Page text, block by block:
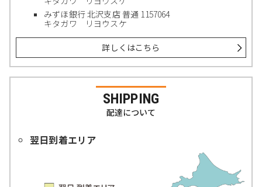
みずほ銀行 北沢支店 普通 1157064
キタガワ リヨウスケ
詳しくはこちら
SHIPPING
配達について
翌日到着エリア